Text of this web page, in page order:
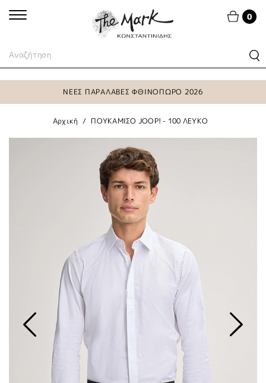
0
ΝΕΕΣ ΠΑΡΑΛΑΒΕΣ ΦΘΙΝΟΠΩΡΟ 2026
Αρχική ΠΟΥΚΑΜΙΣΟ JOOP! - 100 ΛΕΥΚΟ